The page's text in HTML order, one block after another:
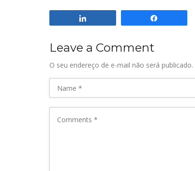
Leave a Comment
O seu endereço de e-mail não será publicado.